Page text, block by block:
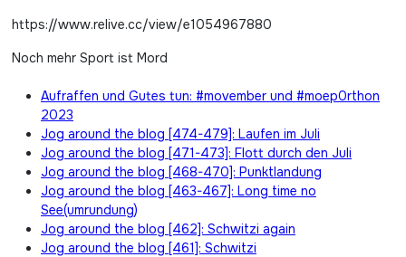
https://www.relive.cc/view/e1054967880
Noch mehr Sport ist Mord
Aufraffen und Gutes tun: #movember und #moep0rthon
2023
Jog around the blog [474-479]: Laufen im Juli
Jog around the blog [471-473]: Flott durch den Juli
Jog around the blog [468-470]: Punktlandung
Jog around the blog [463-467]: Long time no
See(umrundung)
Jog around the blog [462]: Schwitzi again
Jog around the blog [461]: Schwitzi